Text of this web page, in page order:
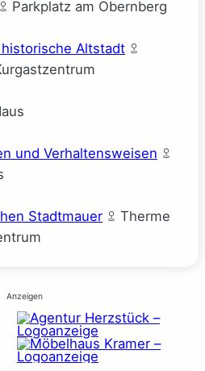
Parkplatz am Obernberg
Altstadt
und Verhaltensweisen
Stadtmauer
Therme
Anzeigen